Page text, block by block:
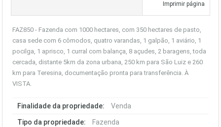
Imprimir página
FAZ850 - Fazenda com 1000 hectares, com 350 hectares de pasto,
casa sede com 6 cômodos, quatro varandas, 1 galpão, 1 aviário, 1
pocilga, 1 aprisco, 1 curral com balança, 8 açudes, 2 baragens, toda
cercada, distante 5km da zona urbana, 250 km para São Luiz e 260
km para Teresina, documentação pronta para transferência. À
VISTA.
Finalidade da propriedade: Venda
Tipo da propriedade: Fazenda